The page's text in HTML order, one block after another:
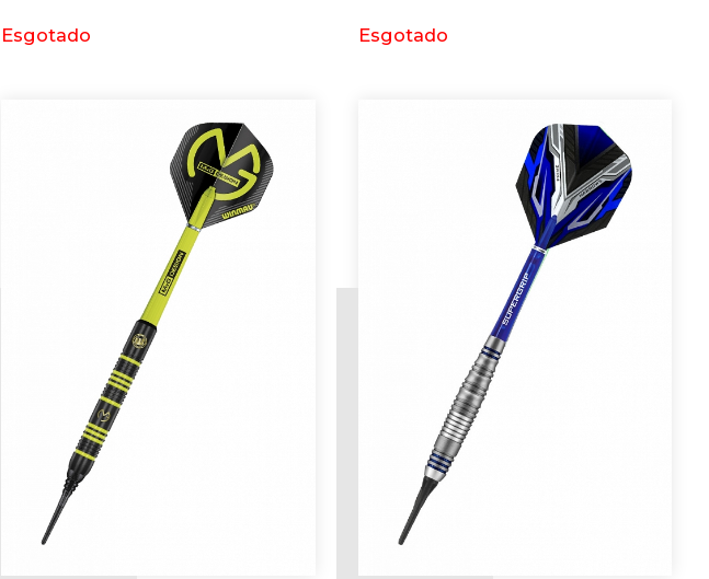
Esgotado Esgotado